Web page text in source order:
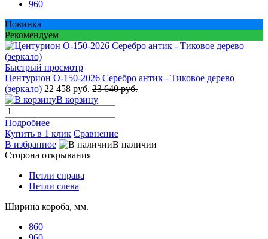
960
Новинка
Рекомендуем
Быстрый просмотр
Центурион О-150-2026 Серебро антик - Тиковое дерево
(зеркало) 22 458 руб. 23 640 руб.
В корзину
Подробнее
Купить в 1 клик Сравнение
В избранное
В наличии
Сторона открывания
Петли справа
Петли слева
Ширина короба, мм.
860